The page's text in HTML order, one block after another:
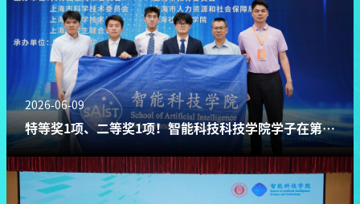
2026-06-09
特等奖1项、二等奖1项！智能科技科技学院学子在第十
五届“挑战杯”上海市赛中取得突破